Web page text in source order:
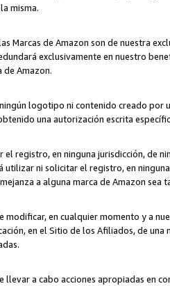
misma.
Marcas de Amazon son de nuestra
exclusivamente en nuestro
Amazon.
logotipo ni contenido creado por
una autorización escrita
registro, en ninguna jurisdicción, de
ni solicitar el registro, en
a alguna marca de Amazon
modificar, en cualquier momento y a
en el Sitio de los Afiliados, de
llevar a cabo acciones apropiadas en